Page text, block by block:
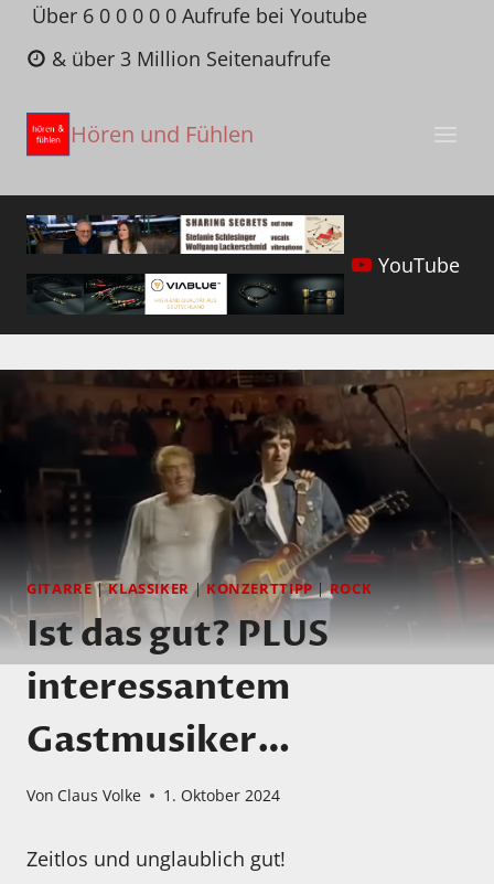
Zum
Inhalt
springen
Über 6 0 0 0 0 0 Aufrufe bei Youtube
& über 3 Million Seitenaufrufe
Hören und Fühlen
YouTube
GITARRE|KLASSIKER | KONZERTTIPP|ROCK
Ist das gut? PLUS
interessantem
Gastmusiker…
Von Claus Volke 1. Oktober 2024
Zeitlos und unglaublich gut!